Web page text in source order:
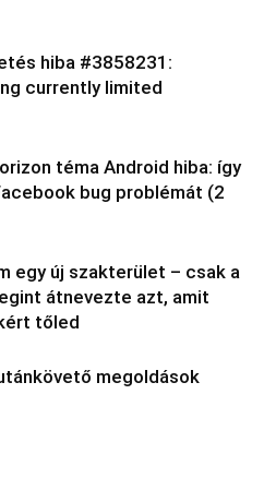
hiba #3858231:
currently limited
téma Android hiba: így
bug problémát (2
egy új szakterület – csak a
átnevezte azt, amit
tőled
megoldások